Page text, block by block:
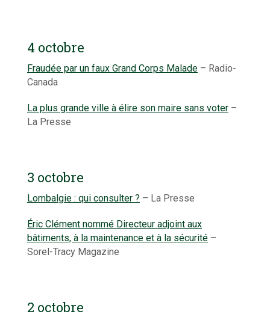
4 octobre
Fraudée par un faux Grand Corps Malade – Radio-
Canada
La plus grande ville à élire son maire sans voter –
La Presse
3 octobre
Lombalgie : qui consulter ? – La Presse
Éric Clément nommé Directeur adjoint aux
bâtiments, à la maintenance et à la sécurité –
Sorel-Tracy Magazine
2 octobre